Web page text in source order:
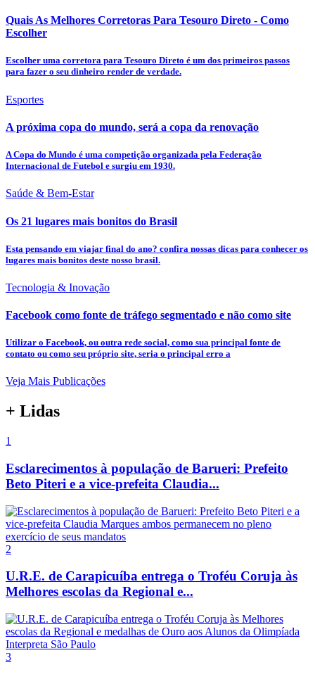
Quais As Melhores Corretoras Para Tesouro Direto - Como
Escolher
Escolher uma corretora para Tesouro Direto é um dos primeiros passos
para fazer o seu dinheiro render de verdade.
Esportes
A próxima copa do mundo, será a copa da renovação
A Copa do Mundo é uma competição organizada pela Federação
Internacional de Futebol e surgiu em 1930.
Saúde & Bem-Estar
Os 21 lugares mais bonitos do Brasil
Esta pensando em viajar final do ano? confira nossas dicas para conhecer os
lugares mais bonitos deste nosso brasil.
Tecnologia & Inovação
Facebook como fonte de tráfego segmentado e não como site
Utilizar o Facebook, ou outra rede social, como sua principal fonte de
contato ou como seu próprio site, seria o principal erro a
Veja Mais Publicações
+ Lidas
1
Esclarecimentos à população de Barueri: Prefeito
Beto Piteri e a vice-prefeita Claudia...
2
U.R.E. de Carapicuíba entrega o Troféu Coruja às
Melhores escolas da Regional e...
3